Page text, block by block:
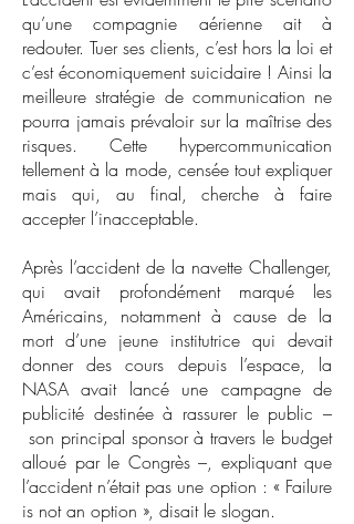
qu’une compagnie aérienne ait à
redouter. Tuer ses clients, c’est hors la loi et
c’est économiquement suicidaire ! Ainsi la
meilleure stratégie de communication ne
pourra jamais prévaloir sur la maîtrise des
risques. Cette hypercommunication
tellement à la mode, censée tout expliquer
mais qui, au final, cherche à faire
accepter l’inacceptable.
Après l’accident de la navette Challenger,
qui avait profondément marqué les
Américains, notamment à cause de la
mort d’une jeune institutrice qui devait
donner des cours depuis l’espace, la
NASA avait lancé une campagne de
publicité destinée à rassurer le public –
son principal sponsor à travers le budget
alloué par le Congrès –, expliquant que
l’accident n’était pas une option : « Failure
is not an option », disait le slogan.